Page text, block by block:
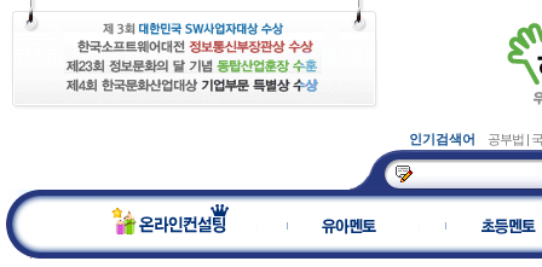
인기검색어 공부법 |